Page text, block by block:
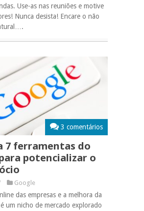
Use-as nas reuniões e motive
Nunca desista! Encare o não
3 comentários
7 ferramentas do
potencializar o
Google
das empresas e a melhora da
um nicho de mercado explorado